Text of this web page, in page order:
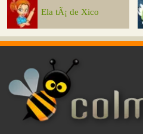
Ela tÃ¡ de Xico